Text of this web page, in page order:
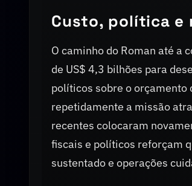
Custo, política e
O caminho do Roman até a
de US$ 4,3 bilhões para
políticos sobre o orçamento
repetidamente a missão
recentes colocaram
fiscais e políticos reforçam
sustentado e operações